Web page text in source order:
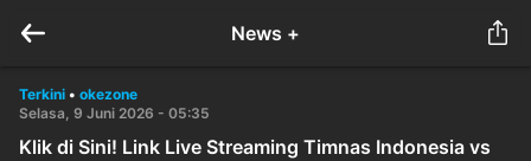
News +
Terkini • okezone
Selasa, 9 Juni 2026 - 05:35
Klik di Sini! Link Live Streaming Timnas Indonesia vs